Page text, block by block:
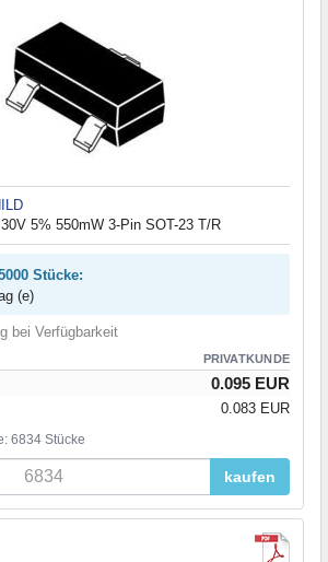
5% 550mW 3-Pin SOT-23 T/R
Stücke:
(e)
bei Verfügbarkeit
PRIVATKUNDE
0.095 EUR
0.083 EUR
6834 Stücke
kaufen